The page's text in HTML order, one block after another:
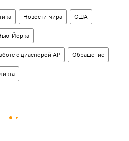
Новости мира США
Йорка
с диаспорой АР Обращение